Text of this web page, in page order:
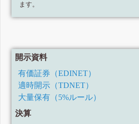
ます。
開示資料
有価証券（EDINET）
適時開示（TDNET）
大量保有（5%ルール）
決算